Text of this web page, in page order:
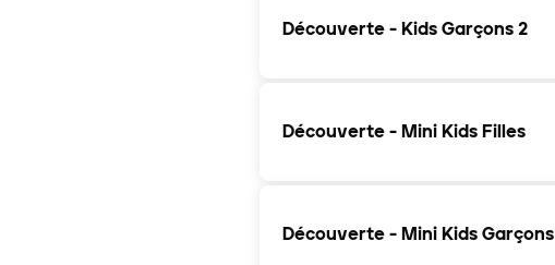
Découverte - Kids Garçons 2
Découverte - Mini Kids Filles
Découverte - Mini Kids Garçons